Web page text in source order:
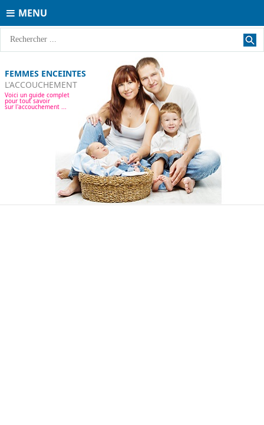
MENU
FEMMES ENCEINTES
L'ACCOUCHEMENT
Voici un guide complet
pour tout savoir
sur l'accouchement ...